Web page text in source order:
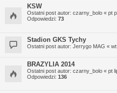
KSW
Ostatni post autor: czarny_bolo « pt
Odpowiedzi: 73
Stadion GKS Tychy
Ostatni post autor: Jerrygo MAG «
BRAZYLIA 2014
Ostatni post autor: czarny_bolo « pt
Odpowiedzi: 136